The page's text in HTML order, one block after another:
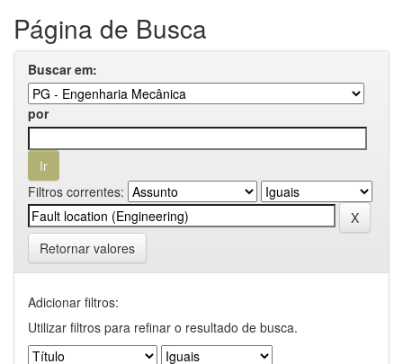
Página de Busca
Buscar em:
por
Filtros correntes:
Retornar valores
Adicionar filtros:
Utilizar filtros para refinar o resultado de busca.